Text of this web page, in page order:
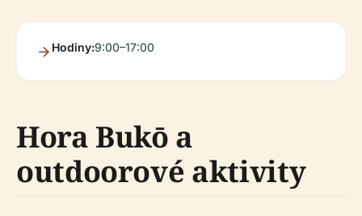
Hodiny:9:00–17:00
Hora Bukō a
outdoorové aktivity